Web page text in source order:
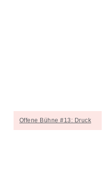
Offene Bühne #13:
Offene Bühne #13: Druck